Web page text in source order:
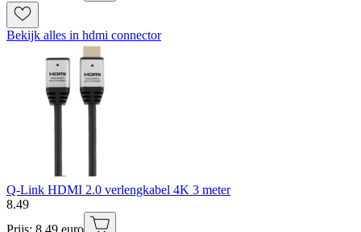
Bekijk alles in hdmi connector
Q-Link HDMI 2.0 verlengkabel 4K 3 meter
8.49
Prijs: 8.49 euro